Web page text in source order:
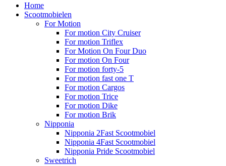
Home
Scootmobielen
For Motion
For motion City Cruiser
For motion Triflex
For Motion On Four Duo
For motion On Four
For motion forty-5
For motion fast one T
For motion Cargos
For motion Trice
For motion Dike
For motion Brik
Nipponia
Nipponia 2Fast Scootmobiel
Nipponia 4Fast Scootmobiel
Nipponia Pride Scootmobiel
Sweetrich